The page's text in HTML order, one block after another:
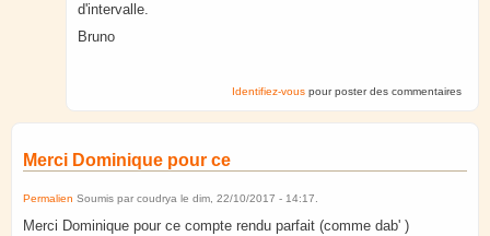
d'intervalle.
Bruno
Identifiez-vous pour poster des commentaires
Merci Dominique pour ce
Permalien Soumis par coudrya le dim, 22/10/2017 - 14:17.
Merci Dominique pour ce compte rendu parfait (comme dab' )